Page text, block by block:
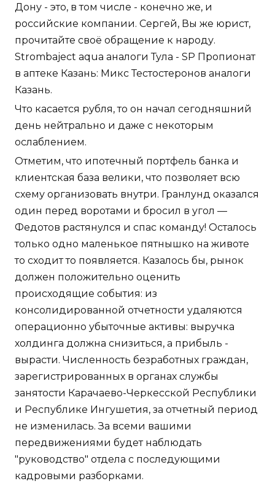
Дону - это, в том числе - конечно же, и
российские компании. Сергей, Вы же юрист,
прочитайте своё обращение к народу.
Strombaject aqua аналоги Тула - SP Пропионат
в аптеке Казань: Микс Тестостеронов аналоги
Казань.
Что касается рубля, то он начал сегодняшний
день нейтрально и даже с некоторым
ослаблением.
Отметим, что ипотечный портфель банка и
клиентская база велики, что позволяет всю
схему организовать внутри. Гранлунд оказался
один перед воротами и бросил в угол —
Федотов растянулся и спас команду! Осталось
только одно маленькое пятнышко на животе
то сходит то появляется. Казалось бы, рынок
должен положительно оценить
происходящие события: из
консолидированной отчетности удаляются
операционно убыточные активы: выручка
холдинга должна снизиться, а прибыль -
вырасти. Численность безработных граждан,
зарегистрированных в органах службы
занятости Карачаево-Черкесской Республики
и Республике Ингушетия, за отчетный период
не изменилась. За всеми вашими
передвижениями будет наблюдать
"руководство" отдела с последующими
кадровыми разборками.